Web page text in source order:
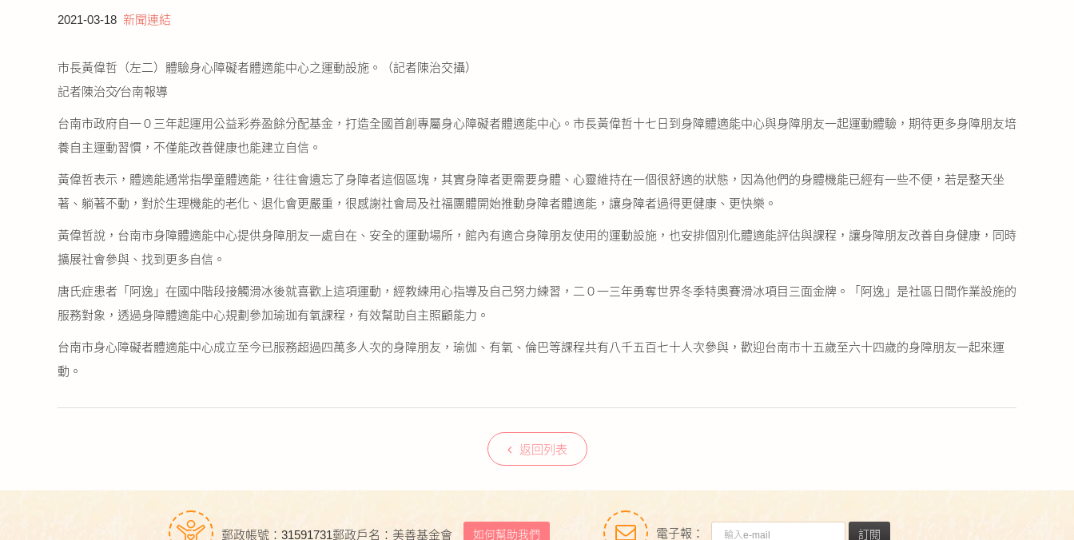
2021-03-18 新聞連結
市長黃偉哲（左二）體驗身心障礙者體適能中心之運動設施。（記者陳治交攝）
記者陳治交∕台南報導
台南市政府自一０三年起運用公益彩券盈餘分配基金，打造全國首創專屬身心障礙者體適能中心。市長黃偉哲十七日到身障體適能中心與身障朋友一起運動體驗，期待更多身障朋友培
養自主運動習慣，不僅能改善健康也能建立自信。
黃偉哲表示，體適能通常指學童體適能，往往會遺忘了身障者這個區塊，其實身障者更需要身體、心靈維持在一個很舒適的狀態，因為他們的身體機能已經有一些不便，若是整天坐
著、躺著不動，對於生理機能的老化、退化會更嚴重，很感謝社會局及社福團體開始推動身障者體適能，讓身障者過得更健康、更快樂。
黃偉哲說，台南市身障體適能中心提供身障朋友一處自在、安全的運動場所，館內有適合身障朋友使用的運動設施，也安排個別化體適能評估與課程，讓身障朋友改善自身健康，同時
擴展社會參與、找到更多自信。
唐氏症患者「阿逸」在國中階段接觸滑冰後就喜歡上這項運動，經教練用心指導及自己努力練習，二０一三年勇奪世界冬季特奧賽滑冰項目三面金牌。「阿逸」是社區日間作業設施的
服務對象，透過身障體適能中心規劃參加瑜珈有氧課程，有效幫助自主照顧能力。
台南市身心障礙者體適能中心成立至今已服務超過四萬多人次的身障朋友，瑜伽、有氧、倫巴等課程共有八千五百七十人次參與，歡迎台南市十五歲至六十四歲的身障朋友一起來運
動。
返回列表
郵政帳號：31591731郵政戶名：美善基金會 如何幫助我們 電子報： 訂閱